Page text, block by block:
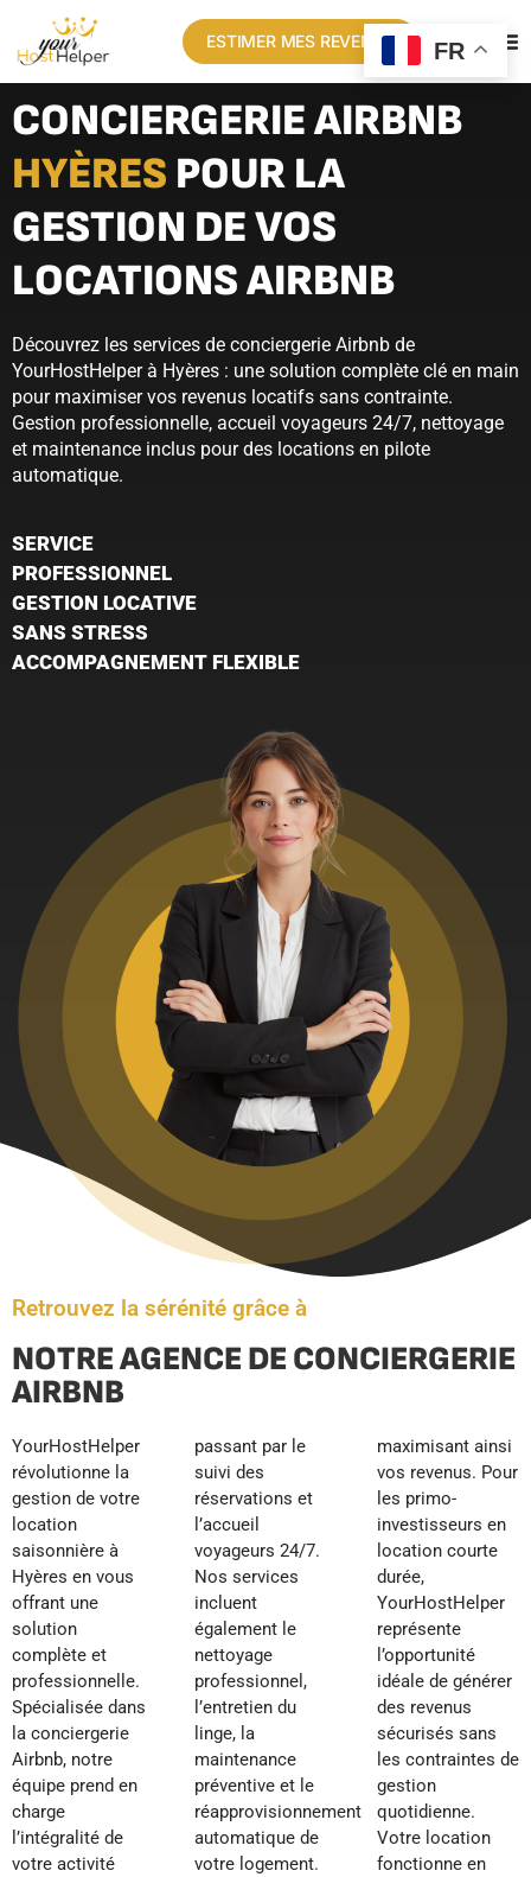
ESTIMER MES REVENUS
CONCIERGERIE AIRBNB
HYÈRES POUR LA
GESTION DE VOS
LOCATIONS AIRBNB
Découvrez les services de conciergerie Airbnb de
YourHostHelper à Hyères : une solution complète clé en main
pour maximiser vos revenus locatifs sans contrainte.
Gestion professionnelle, accueil voyageurs 24/7, nettoyage
et maintenance inclus pour des locations en pilote
automatique.
SERVICE
PROFESSIONNEL
GESTION LOCATIVE
SANS STRESS
ACCOMPAGNEMENT FLEXIBLE
Retrouvez la sérénité grâce à
NOTRE AGENCE DE CONCIERGERIE
AIRBNB
YourHostHelper
révolutionne la
gestion de votre
location
saisonnière à
Hyères en vous
offrant une
solution
complète et
professionnelle.
Spécialisée dans
la conciergerie
Airbnb, notre
équipe prend en
charge
l’intégralité de
votre activité
passant par le
suivi des
réservations et
l’accueil
voyageurs 24/7.
Nos services
incluent
également le
nettoyage
professionnel,
l’entretien du
linge, la
maintenance
préventive et le
réapprovisionnement
automatique de
votre logement.
maximisant ainsi
vos revenus. Pour
les primo-
investisseurs en
location courte
durée,
YourHostHelper
représente
l’opportunité
idéale de générer
des revenus
sécurisés sans
les contraintes de
gestion
quotidienne.
Votre location
fonctionne en
FR